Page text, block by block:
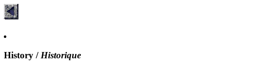
History / Historique